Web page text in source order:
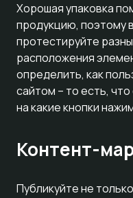
Хорошая упаковка
продукцию, поэтому
протестируйте
расположения
определить, как
сайтом – то есть,
на какие кнопки
Контент-
Публикуйте не